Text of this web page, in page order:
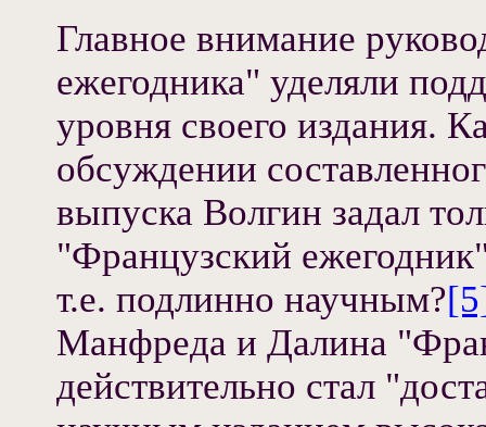
Главное внимание
ежегодника" уделяли
уровня своего издания.
обсуждении
выпуска Волгин задал
"Французский
т.е. подлинно научным?
Манфреда и Далина
действительно стал